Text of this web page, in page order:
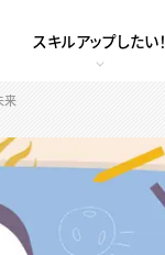
スキルアップしたい！
来